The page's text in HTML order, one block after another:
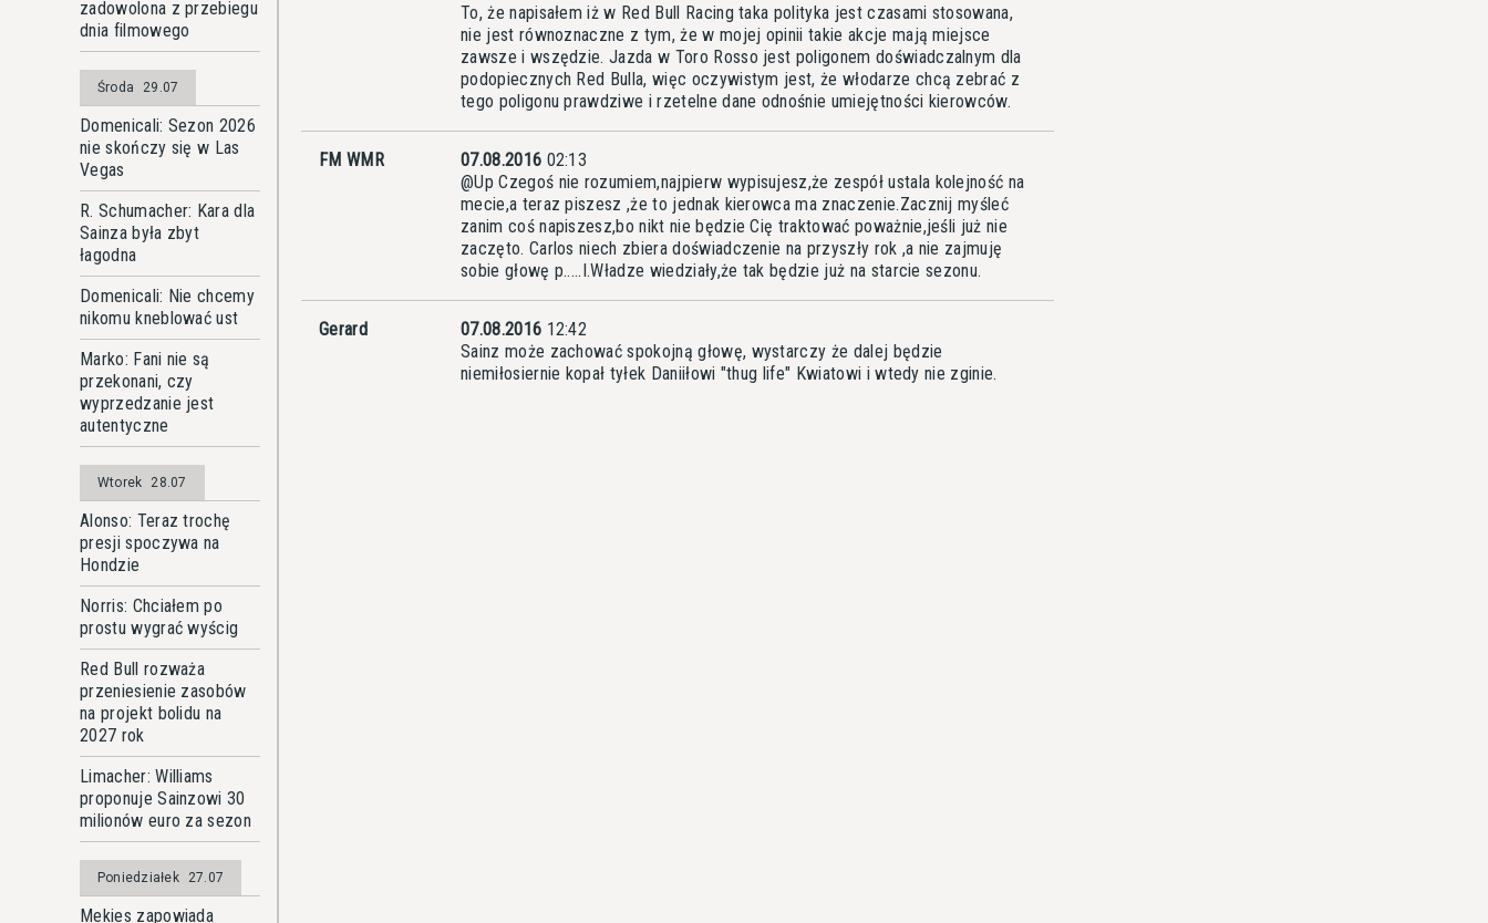
zadowolona z przebiegu
dnia filmowego
Środa 29.07
Domenicali: Sezon 2026
nie skończy się w Las
Vegas
R. Schumacher: Kara dla
Sainza była zbyt
łagodna
Domenicali: Nie chcemy
nikomu kneblować ust
Marko: Fani nie są
przekonani, czy
wyprzedzanie jest
autentyczne
Wtorek 28.07
Alonso: Teraz trochę
presji spoczywa na
Hondzie
Norris: Chciałem po
prostu wygrać wyścig
Red Bull rozważa
przeniesienie zasobów
na projekt bolidu na
2027 rok
Limacher: Williams
proponuje Sainzowi 30
milionów euro za sezon
Poniedziałek 27.07
Mekies zapowiada
To, że napisałem iż w Red Bull Racing taka polityka jest czasami stosowana,
nie jest równoznaczne z tym, że w mojej opinii takie akcje mają miejsce
zawsze i wszędzie. Jazda w Toro Rosso jest poligonem doświadczalnym dla
podopiecznych Red Bulla, więc oczywistym jest, że włodarze chcą zebrać z
tego poligonu prawdziwe i rzetelne dane odnośnie umiejętności kierowców.
FM WMR 07.08.2016 02:13
@Up Czegoś nie rozumiem,najpierw wypisujesz,że zespół ustala kolejność na
mecie,a teraz piszesz ,że to jednak kierowca ma znaczenie.Zacznij myśleć
zanim coś napiszesz,bo nikt nie będzie Cię traktować poważnie,jeśli już nie
zaczęto. Carlos niech zbiera doświadczenie na przyszły rok ,a nie zajmuję
sobie głowę p.....I.Władze wiedziały,że tak będzie już na starcie sezonu.
Gerard 07.08.2016 12:42
Sainz może zachować spokojną głowę, wystarczy że dalej będzie
niemiłosiernie kopał tyłek Daniiłowi "thug life" Kwiatowi i wtedy nie zginie.